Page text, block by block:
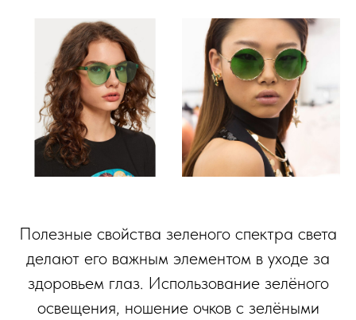
Полезные свойства зеленого спектра света
делают его важным элементом в уходе за
здоровьем глаз. Использование зелёного
освещения, ношение очков с зелёными